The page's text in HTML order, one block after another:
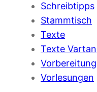
Schreibtipps
Stammtisch
Texte
Texte Vartan
Vorbereitung
Vorlesungen